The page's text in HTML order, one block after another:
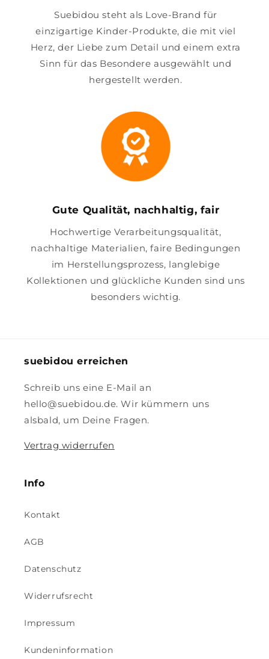
Suebidou steht als Love-Brand für
einzigartige Kinder-Produkte, die mit viel
Herz, der Liebe zum Detail und einem extra
Sinn für das Besondere ausgewählt und
hergestellt werden.
Gute Qualität, nachhaltig, fair
Hochwertige Verarbeitungsqualität,
nachhaltige Materialien, faire Bedingungen
im Herstellungsprozess, langlebige
Kollektionen und glückliche Kunden sind uns
besonders wichtig.
suebidou erreichen
Schreib uns eine E-Mail an
hello@suebidou.de. Wir kümmern uns
alsbald, um Deine Fragen.
Vertrag widerrufen
Info
Kontakt
AGB
Datenschutz
Widerrufsrecht
Impressum
Kundeninformation